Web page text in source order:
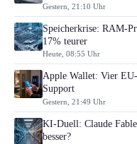
Gestern, 21:10 Uhr
Speicherkrise: RAM-
17% teurer
Heute, 08:55 Uhr
Apple Wallet: Vier
Support
Gestern, 21:49 Uhr
KI-Duell: Claude
besser?